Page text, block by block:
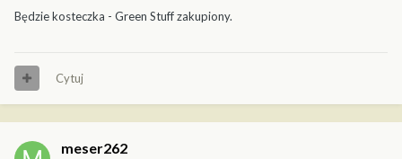
Będzie kosteczka - Green Stuff zakupiony.
Cytuj
meser262